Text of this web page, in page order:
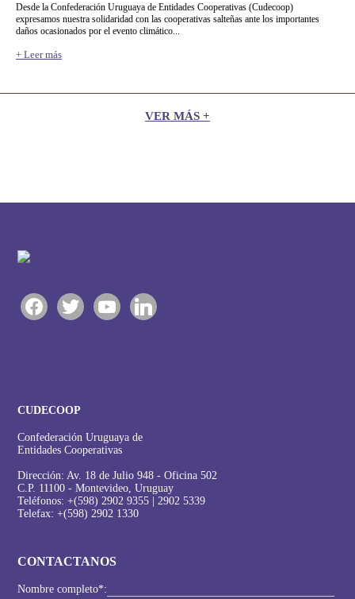
Desde la Confederación Uruguaya de Entidades Cooperativas (Cudecoop)
expresamos nuestra solidaridad con las cooperativas salteñas ante los importantes
daños ocasionados por el evento climático...
+ Leer más
VER MÁS +
facebooktwitteryoutubelinkedin
CUDECOOP
Confederación Uruguaya de
Entidades Cooperativas
Dirección: Av. 18 de Julio 948 - Oficina 502
C.P. 11100 - Montevideo, Uruguay
Teléfonos: +(598) 2902 9355 | 2902 5339
Telefax: +(598) 2902 1330
CONTACTANOS
Nombre completo*: